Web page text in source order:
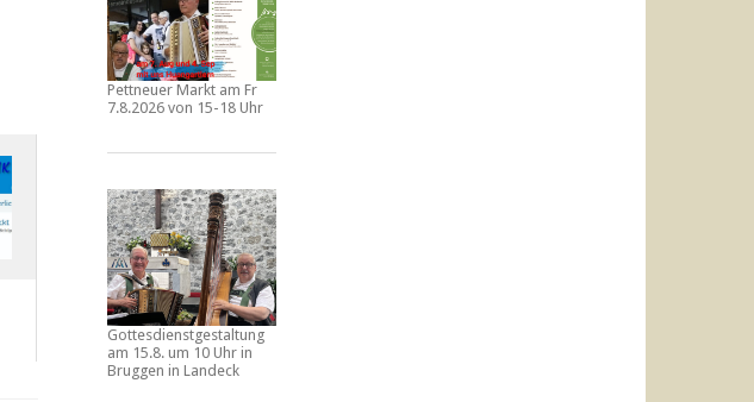
Pettneuer Markt am Fr
7.8.2026 von 15-18 Uhr
Gottesdienstgestaltung
am 15.8. um 10 Uhr in
Bruggen in Landeck